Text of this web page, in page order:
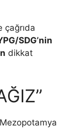
çağrıda
SDG’nin
dikkat